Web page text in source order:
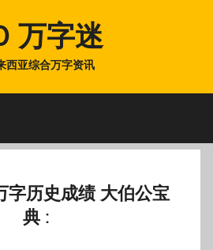
万字迷
西亚综合万字资讯
历史成绩 大伯公宝
典 :